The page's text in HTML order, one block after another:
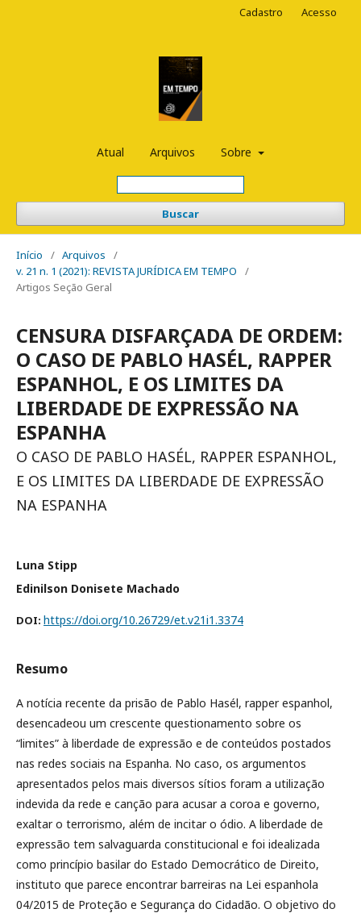
Atual Arquivos Sobre
Buscar
Cadastro Acesso
Início / Arquivos
/
v. 21 n. 1 (2021): REVISTA JURÍDICA EM TEMPO
/
Artigos Seção Geral
CENSURA DISFARÇADA DE ORDEM:
O CASO DE PABLO HASÉL, RAPPER
ESPANHOL, E OS LIMITES DA
LIBERDADE DE EXPRESSÃO NA
ESPANHA
O CASO DE PABLO HASÉL, RAPPER ESPANHOL,
E OS LIMITES DA LIBERDADE DE EXPRESSÃO
NA ESPANHA
Luna Stipp
Edinilson Donisete Machado
DOI: https://doi.org/10.26729/et.v21i1.3374
Resumo
A notícia recente da prisão de Pablo Hasél, rapper espanhol,
desencadeou um crescente questionamento sobre os
“limites” à liberdade de expressão e de conteúdos postados
nas redes sociais na Espanha. No caso, os argumentos
apresentados pelos mais diversos sítios foram a utilização
indevida da rede e canção para acusar a coroa e governo,
exaltar o terrorismo, além de incitar o ódio. A liberdade de
expressão tem salvaguarda constitucional e foi idealizada
como princípio basilar do Estado Democrático de Direito,
instituto que parece encontrar barreiras na Lei espanhola
04/2015 de Proteção e Segurança do Cidadão. O objetivo do